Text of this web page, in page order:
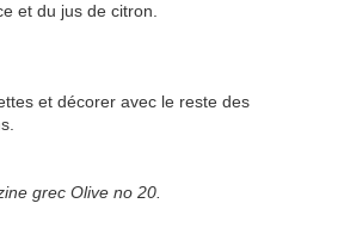
et du jus de citron.
et décorer avec le reste des
grec Olive no 20.